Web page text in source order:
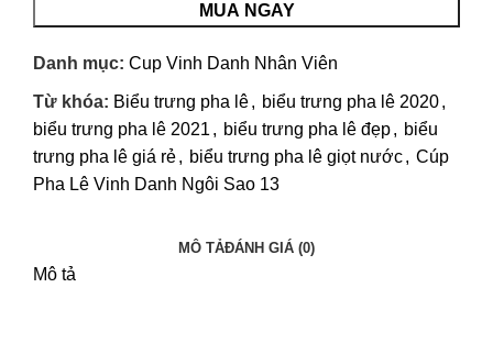
MUA NGAY
Danh mục: Cup Vinh Danh Nhân Viên
Từ khóa: Biểu trưng pha lê, biểu trưng pha lê 2020,
biểu trưng pha lê 2021 , biểu trưng pha lê đẹp, biểu
trưng pha lê giá rẻ, biểu trưng pha lê giọt nước, Cúp
Pha Lê Vinh Danh Ngôi Sao 13
MÔ TẢĐÁNH GIÁ (0)
Mô tả